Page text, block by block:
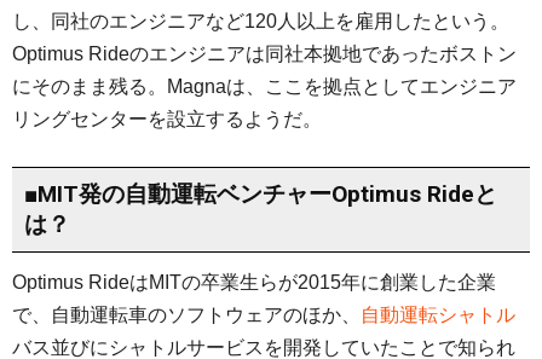
し、同社のエンジニアなど120人以上を雇用したという。
Optimus Rideのエンジニアは同社本拠地であったボストン
にそのまま残る。Magnaは、ここを拠点としてエンジニア
リングセンターを設立するようだ。
■MIT発の自動運転ベンチャーOptimus Rideと
は？
Optimus RideはMITの卒業生らが2015年に創業した企業
で、自動運転車のソフトウェアのほか、
自動運転シャトル
バス並びにシャトルサービスを開発していたことで知られ